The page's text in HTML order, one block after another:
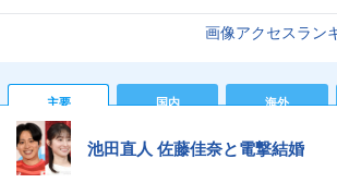
画像アクセスラン
主要 国内 海外
池田直人 佐藤佳奈と電撃結婚